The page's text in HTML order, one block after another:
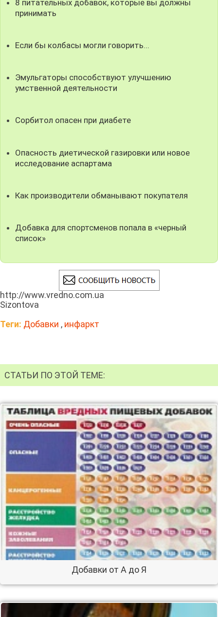
8 питательных добавок, которые вы должны
принимать
Если бы колбасы могли говорить...
Эмульгаторы способствуют улучшению
умственной деятельности
Сорбитол опасен при диабете
Опасность диетической газировки или новое
исследование аспартама
Как производители обманывают покупателя
Добавка для спортсменов попала в «черный
список»
http://www.vredno.com.ua
Sizontova
Теги: Добавки , инфаркт
СТАТЬИ ПО ЭТОЙ ТЕМЕ:
Добавки от А до Я